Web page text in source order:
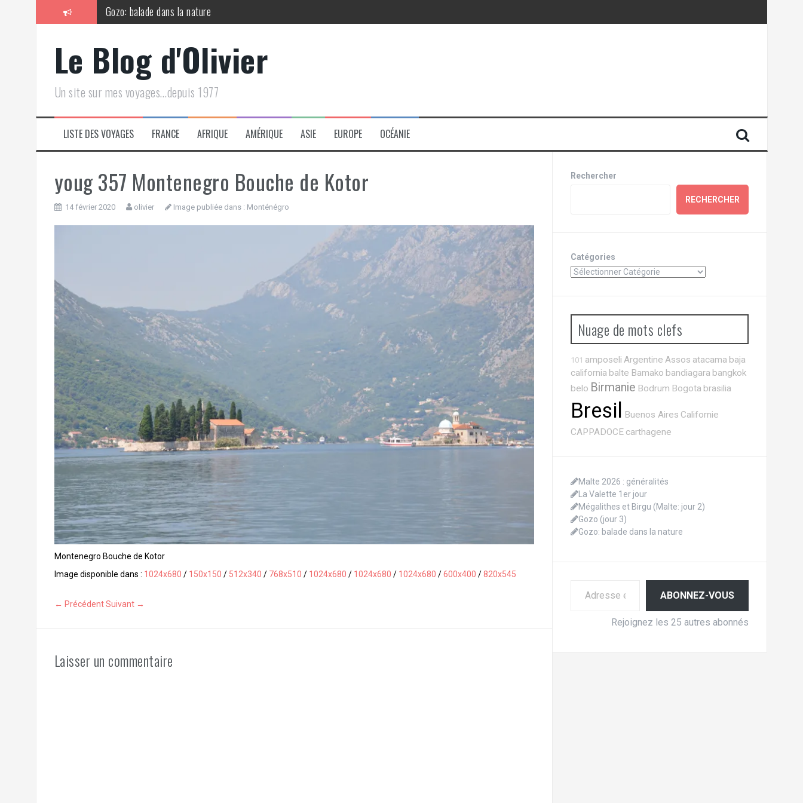
Gozo: balade dans la nature
Malte 2026 : généralités
La Valette 1er jour
Mégalithes et Birgu (Malte: jour 2)
Gozo (jour 3)
Le Blog d'Olivier
Un site sur mes voyages…depuis 1977
LISTE DES VOYAGES FRANCE AFRIQUE AMÉRIQUE ASIE EUROPE OCÉANIE
youg 357 Montenegro Bouche de Kotor
14 février 2020 olivier Image publiée dans : Monténégro
Montenegro Bouche de Kotor
Image disponible dans : 1024x680 / 150x150 / 512x340 / 768x510 / 1024x680 / 1024x680 / 1024x680 /600x400 /820x545
← Précédent Suivant →
Laisser un commentaire
Rechercher
RECHERCHER
Catégories
Nuage de mots clefs
101 amposeli Argentine Assos atacama baja
california balte Bamako bandiagara bangkok
belo Birmanie Bodrum Bogota brasilia
Bresil Buenos Aires Californie
CAPPADOCE carthagene
Malte 2026 : généralités
La Valette 1er jour
Mégalithes et Birgu (Malte: jour 2)
Gozo (jour 3)
Gozo: balade dans la nature
ABONNEZ-VOUS
Rejoignez les 25 autres abonnés